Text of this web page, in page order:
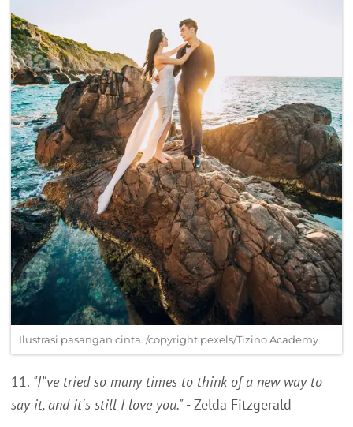
Ilustrasi pasangan cinta. /copyright pexels/Tizino Academy
11. "I’'ve tried so many times to think of a new way to
say it, and it's still I love you."- Zelda Fitzgerald